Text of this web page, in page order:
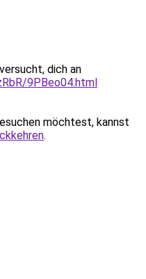
dich an
9PBeo04.html
möchtest, kannst
.